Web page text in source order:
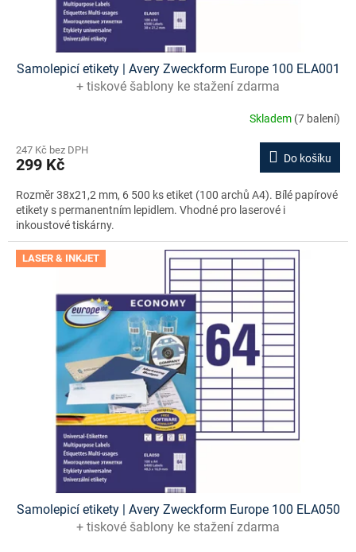
Samolepicí etikety | Avery Zweckform Europe 100 ELA001
+ tiskové šablony ke stažení zdarma
Skladem (7 balení)
247 Kč bez DPH
299 Kč Do košíku
Rozměr 38x21,2 mm, 6 500 ks etiket (100 archů A4). Bílé papírové
etikety s permanentním lepidlem. Vhodné pro laserové i
inkoustové tiskárny.
LASER & INKJET
Samolepicí etikety | Avery Zweckform Europe 100 ELA050
+ tiskové šablony ke stažení zdarma